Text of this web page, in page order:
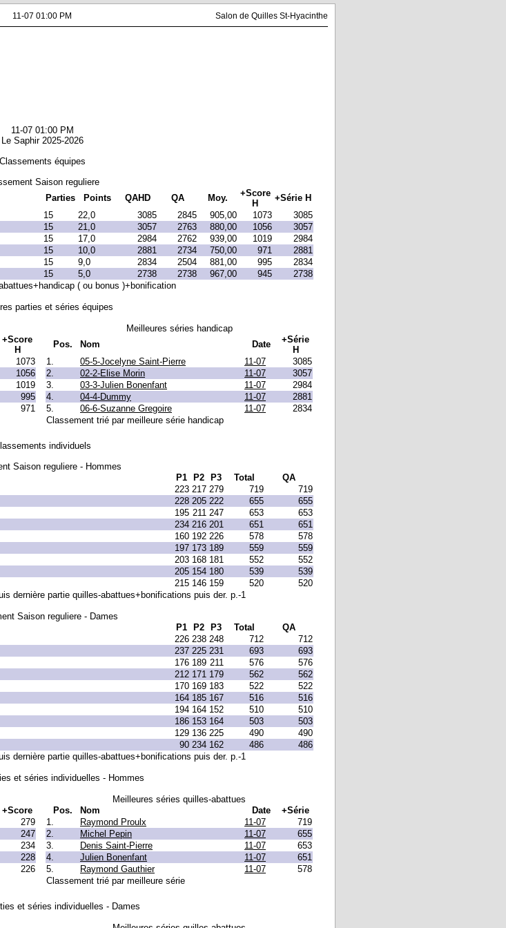
11-07 01:00 PM Salon de Quilles St-Hyacinthe
11-07 01:00 PM
Le Saphir 2025-2026
Classements équipes
Saison reguliere
Parties Points QAHD QA Moy.
+Score
H
+Série H
15 22,0 3085 2845 905,00 1073
3085
15 21,0 3057 2763 880,00 1056
3057
15 17,0 2984 2762 939,00 1019
2984
15 10,0 2881 2734 750,00 971
2881
15 9,0 2834 2504 881,00 995
2834
15 5,0 2738 2738 967,00 945
2738
( ou bonus )+bonification
parties et séries équipes
+Score
H
1073
1056
1019
995
971
Meilleures séries handicap
Pos.
Nom Date
+Série
H
1.
05-5-Jocelyne Saint-Pierre 11-07
3085
2.
02-2-Elise Morin 11-07
3057
3.
03-3-Julien Bonenfant 11-07
2984
4.
04-4-Dummy 11-07
2881
5.
06-6-Suzanne Gregoire 11-07
2834
Classement trié par meilleure série handicap
individuels
Saison reguliere - Hommes
P1 P2 P3 Total
QA
223 217 279 719
719
228 205 222 655
655
195 211 247 653
653
234 216 201 651
651
160 192 226 578
578
197 173 189 559
559
203 168 181 552
552
205 154 180 539
539
215 146 159 520
520
dernière partie quilles-abattues+bonifications puis der. p.-1
Saison reguliere - Dames
P1 P2 P3 Total
QA
226 238 248 712
712
237 225 231 693
693
176 189 211 576
576
212 171 179 562
562
170 169 183 522
522
164 185 167 516
516
194 164 152 510
510
186 153 164 503
503
129 136 225 490
490
90 234 162 486
486
dernière partie quilles-abattues+bonifications puis der. p.-1
et séries individuelles - Hommes
+Score
279
247
234
228
226
Meilleures séries quilles-abattues
Pos.
Nom Date
+Série
1.
Raymond Proulx 11-07
719
2.
Michel Pepin 11-07
655
3.
Denis Saint-Pierre 11-07
653
4.
Julien Bonenfant 11-07
651
5.
Raymond Gauthier 11-07
578
Classement trié par meilleure série
et séries individuelles - Dames